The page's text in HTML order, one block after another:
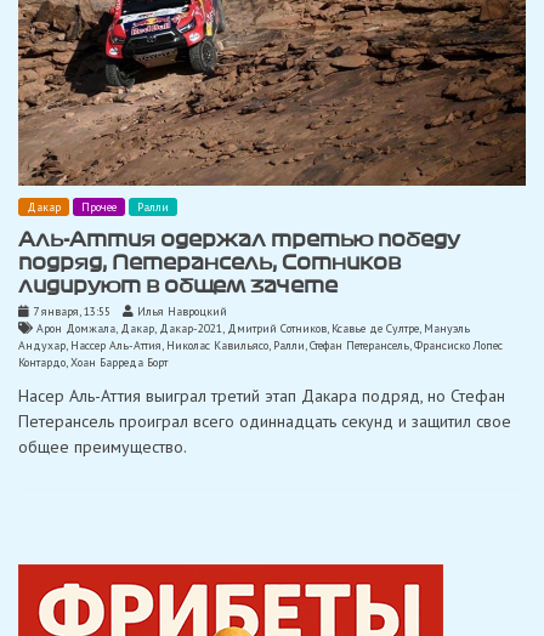
Дакар Прочее Ралли
Аль-Аттия одержал третью победу
подряд, Петерансель, Сотников
лидируют в общем зачете
7 января, 13:55
Илья Навроцкий
Арон Домжала, Дакар, Дакар-2021, Дмитрий Сотников, Ксавье де Султре, Мануэль
Андухар, Нассер Аль-Аттия, Николас Кавильясо, Ралли,Стефан Петерансель,Франсиско Лопес
Контардо,Хоан Барреда Борт
Насер Аль-Аттия выиграл третий этап Дакара подряд, но Стефан
Петерансель проиграл всего одиннадцать секунд и защитил свое
общее преимущество.